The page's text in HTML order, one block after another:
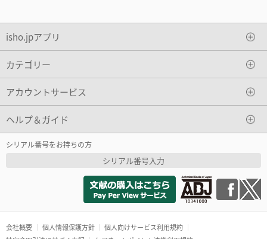
isho.jpアプリ
カテゴリー
アカウントサービス
ヘルプ＆ガイド
シリアル番号をお持ちの方
シリアル番号入力
会社概要 個人情報保護方針
個人向けサービス利用規約